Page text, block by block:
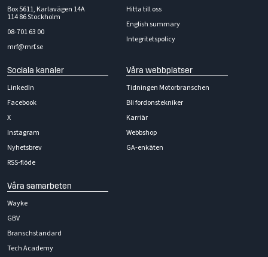
Box 5611, Karlavägen 14A
114 86 Stockholm
08-701 63 00
mrf@mrf.se
Hitta till oss
English summary
Integritetspolicy
Sociala kanaler
LinkedIn
Facebook
X
Instagram
Nyhetsbrev
RSS-flöde
Våra webbplatser
Tidningen Motorbranschen
Bli fordonstekniker
Karriär
Webbshop
GA-enkäten
Våra samarbeten
Wayke
GBV
Branschstandard
Tech Academy